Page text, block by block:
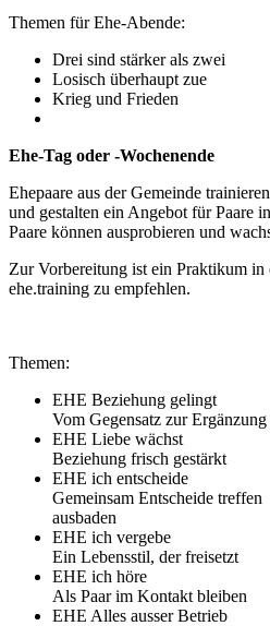
Themen für Ehe-Abende:
Drei sind stärker als zwei
Losisch überhaupt zue
Krieg und Frieden
Ehe-Tag oder -Wochenende
Ehepaare aus der Gemeinde
und gestalten ein Angebot für Paare
Paare können ausprobieren und
Zur Vorbereitung ist ein Praktikum in
ehe.training zu empfehlen.
Themen:
EHE Beziehung gelingt
Vom Gegensatz zur Ergänzung
EHE Liebe wächst
Beziehung frisch gestärkt
EHE ich entscheide
Gemeinsam Entscheide
ausbaden
EHE ich vergebe
Ein Lebensstil, der freisetzt
EHE ich höre
Als Paar im Kontakt bleiben
EHE Alles ausser Betrieb